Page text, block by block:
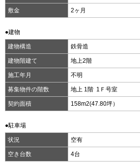
敷金 2ヶ月
●建物
建物構造 鉄骨造
建物階建て 地上2階
施工年月 不明
募集物件の階数 地上 1階 1Ｆ号室
契約面積 158m2(47.80坪）
●駐車場
状況 空有
空き台数 4台